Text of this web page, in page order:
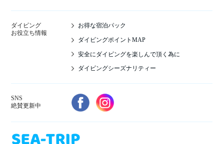
ダイビング
お役立ち情報
お得な宿泊パック
ダイビングポイントMAP
安全にダイビングを楽しんで頂く為に
ダイビングシーズナリティー
SNS
絶賛更新中